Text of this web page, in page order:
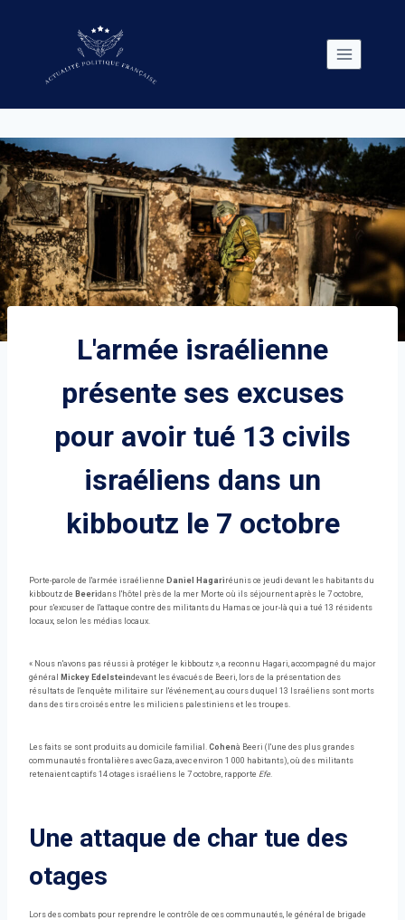
L'armée israélienne
présente ses excuses
pour avoir tué 13 civils
israéliens dans un
kibboutz le 7 octobre
Porte-parole de l'armée israélienne Daniel Hagari réunis ce jeudi devant les habitants du
kibboutz de Beeridans l'hôtel près de la mer Morte où ils séjournent après le 7 octobre,
pour s'excuser de l'attaque contre des militants du Hamas ce jour-là qui a tué 13 résidents
locaux, selon les médias locaux.
« Nous n'avons pas réussi à protéger le kibboutz », a reconnu Hagari, accompagné du major
général
Mickey Edelsteindevant les évacués de Beeri, lors de la présentation des
résultats de l'enquête militaire sur l'événement, au cours duquel 13 Israéliens sont morts
dans des tirs croisés entre les miliciens palestiniens et les troupes.
Les faits se sont produits au domicile familial. Cohenà Beeri (l'une des plus grandes
communautés frontalières avec Gaza, avec environ 1 000 habitants), où des militants
retenaient captifs 14 otages israéliens le 7 octobre, rapporte Efe.
Une attaque de char tue des
otages
Lors des combats pour reprendre le contrôle de ces communautés, le général de brigade